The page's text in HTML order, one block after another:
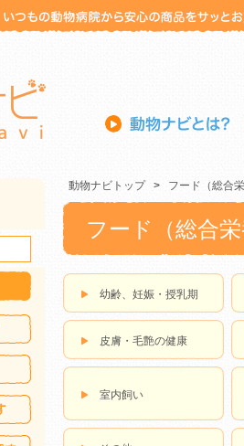
動物ナビトップ > フード（総合
フード（総合
幼齢、妊娠・授乳期
皮膚・毛艶の健康
室内飼い